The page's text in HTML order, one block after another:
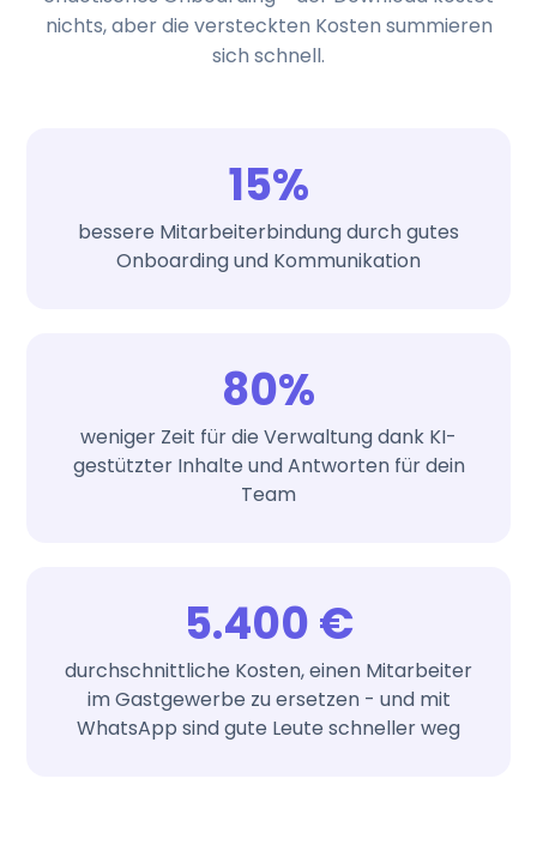
nichts, aber die versteckten Kosten summieren
sich schnell.
15%
bessere Mitarbeiterbindung durch gutes
Onboarding und Kommunikation
80%
weniger Zeit für die Verwaltung dank KI-
gestützter Inhalte und Antworten für dein
Team
5.400 €
durchschnittliche Kosten, einen Mitarbeiter
im Gastgewerbe zu ersetzen - und mit
WhatsApp sind gute Leute schneller weg